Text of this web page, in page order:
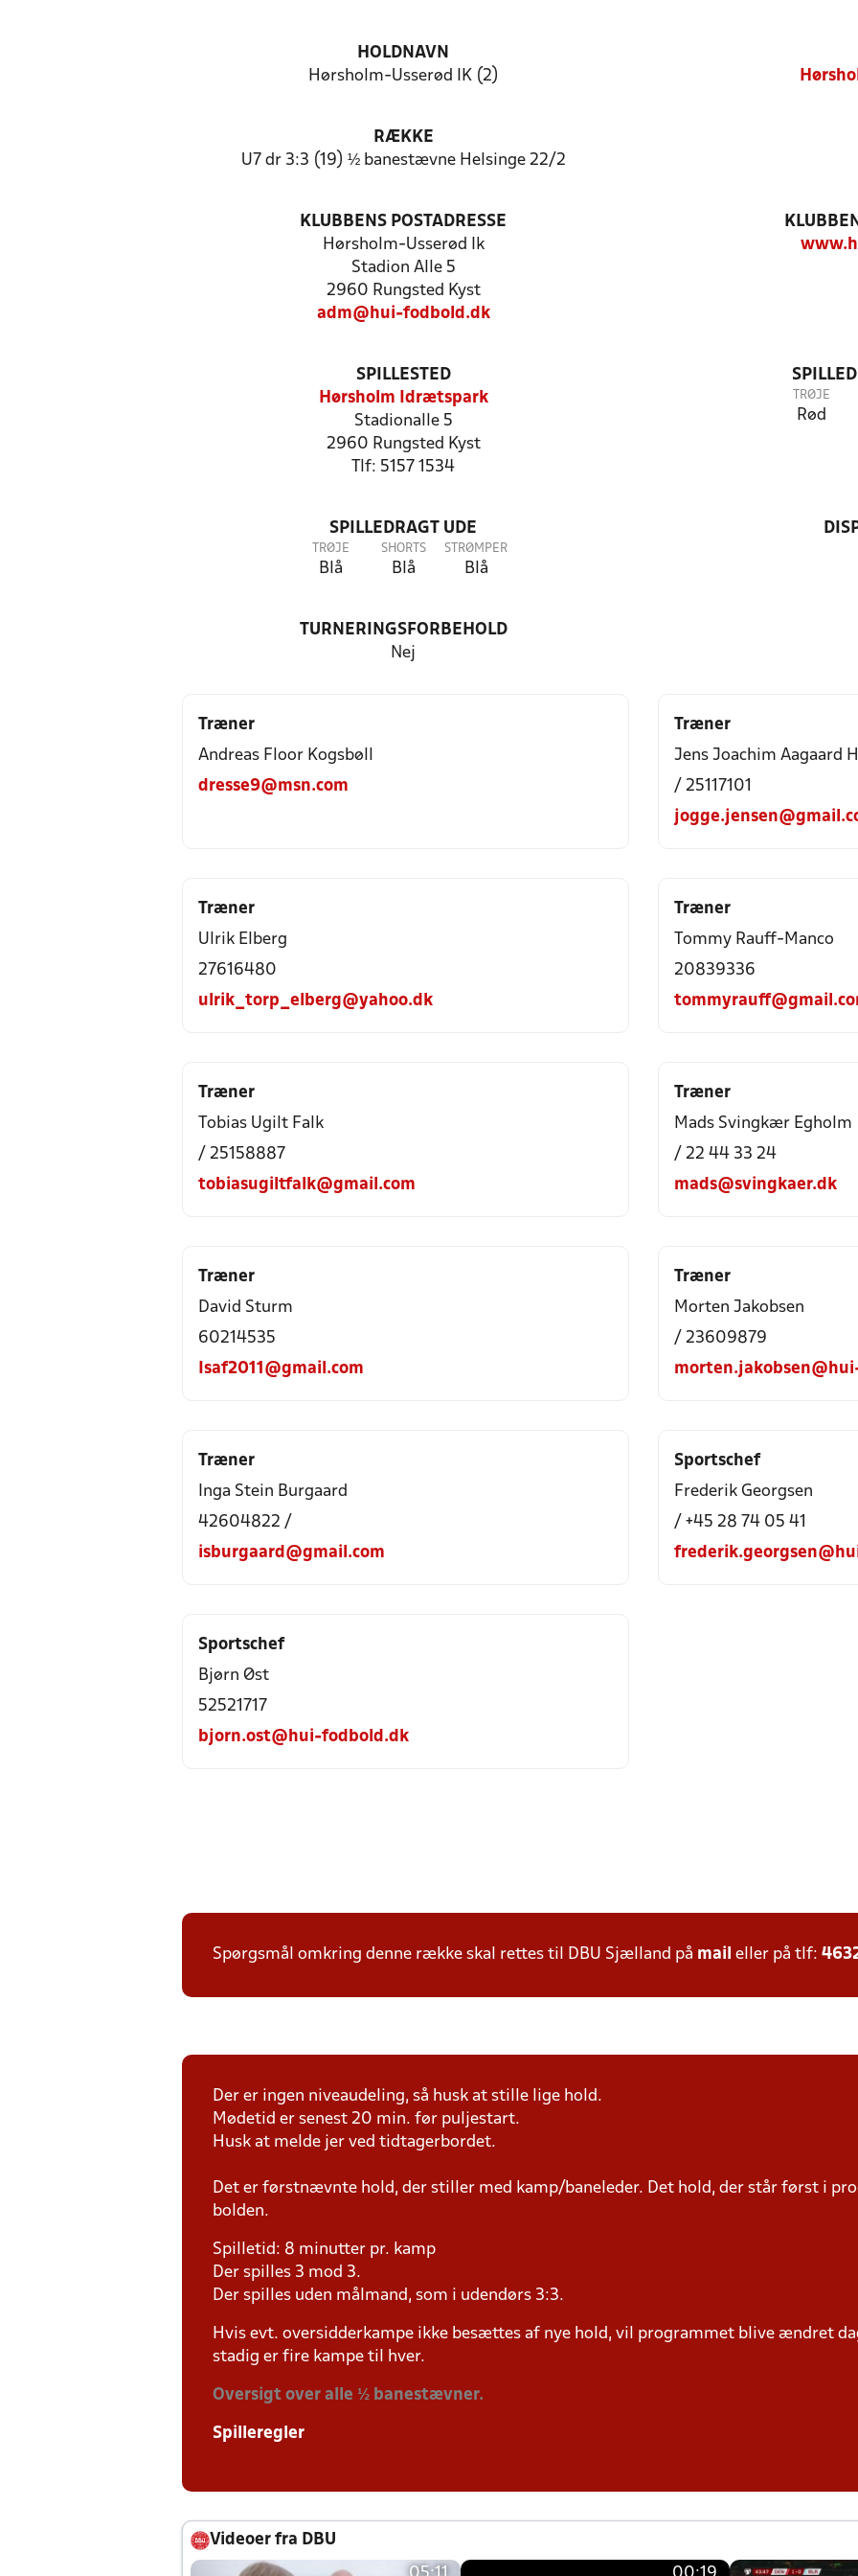
HOLDNAVN
Hørsholm-Usserød IK (2)
RÆKKE
U7 dr 3:3 (19) ½ banestævne Helsinge 22/2
KLUBBENS POSTADRESSE
Hørsholm-Usserød Ik
Stadion Alle 5
2960 Rungsted Kyst
adm@hui-fodbold.dk
SPILLESTED
Hørsholm Idrætspark
Stadionalle 5
2960 Rungsted Kyst
Tlf: 5157 1534
TRØJE
Rød
SPILLEDRAGT UDE
TRØJE
Blå
SHORTS
Blå
STRØMPER
Blå
TURNERINGSFORBEHOLD
Nej
Træner
Andreas Floor Kogsbøll
dresse9@msn.com
Træner
Jens Joachim Aagaard
/ 25117101
Træner
Ulrik Elberg
27616480
ulrik_torp_elberg@yahoo.dk
Træner
Tommy Rauff-Manco
20839336
Træner
Tobias Ugilt Falk
/ 25158887
tobiasugiltfalk@gmail.com
Træner
Mads Svingkær Egholm
/ 22 44 33 24
mads@svingkaer.dk
Træner
David Sturm
60214535
Isaf2011@gmail.com
Træner
Morten Jakobsen
/ 23609879
Træner
Inga Stein Burgaard
42604822 /
isburgaard@gmail.com
Sportschef
Frederik Georgsen
/ +45 28 74 05 41
Sportschef
Bjørn Øst
52521717
bjorn.ost@hui-fodbold.dk
Spørgsmål omkring denne række skal rettes til DBU Sjælland på mail eller på tlf:
Der er ingen niveaudeling, så husk at stille lige hold.
Mødetid er senest 20 min. før puljestart.
Husk at melde jer ved tidtagerbordet.
Det er førstnævnte hold, der stiller med kamp/baneleder. Det hold, der står først i
bolden.
Spilletid: 8 minutter pr. kamp
Der spilles 3 mod 3.
Der spilles uden målmand, som i udendørs 3:3.
Hvis evt. oversidderkampe ikke besættes af nye hold, vil programmet blive ændret
stadig er fire kampe til hver.
Oversigt over alle ½ banestævner.
Spilleregler
Videoer fra DBU